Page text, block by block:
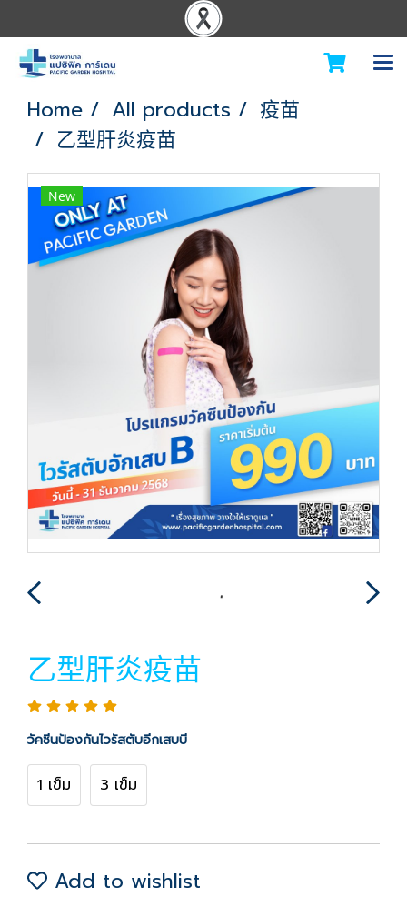
Home All products
疫苗
乙型肝炎疫苗
New
乙型肝炎疫苗
วัคซีนป้องกันไวรัสตับอีกเสบบี
1 เข็ม 3 เข็ม
Add to wishlist